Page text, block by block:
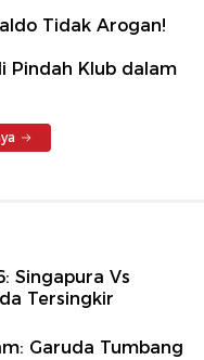
Tidak Arogan!
Pindah Klub dalam
Singapura Vs
Tersingkir
Garuda Tumbang